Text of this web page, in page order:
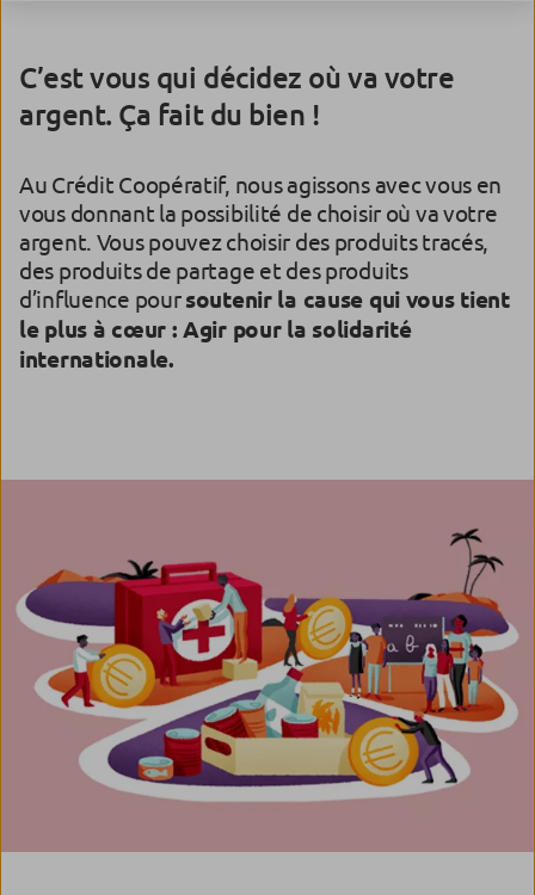
C’est vous qui décidez où va votre
argent. Ça fait du bien !
Au Crédit Coopératif, nous agissons avec vous en
vous donnant la possibilité de choisir où va votre
argent. Vous pouvez choisir des produits tracés,
des produits de partage et des produits
d’influence poursoutenir la cause qui vous tient
le plus à cœur : Agir pour la solidarité
internationale.